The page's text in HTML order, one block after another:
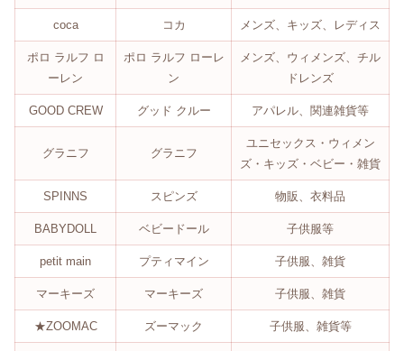
coca コカ メンズ、キッズ、レディス
ポロ ラルフ ロ
ーレン
ポロ ラルフ ローレ
ン
メンズ、ウィメンズ、チル
ドレンズ
GOOD CREW グッド クルー アパレル、関連雑貨等
グラニフ グラニフ
ユニセックス・ウィメン
ズ・キッズ・ベビー・雑貨
SPINNS スピンズ 物販、衣料品
BABYDOLL ベビードール 子供服等
petit main プティマイン 子供服、雑貨
マーキーズ マーキーズ 子供服、雑貨
★ZOOMAC ズーマック 子供服、雑貨等